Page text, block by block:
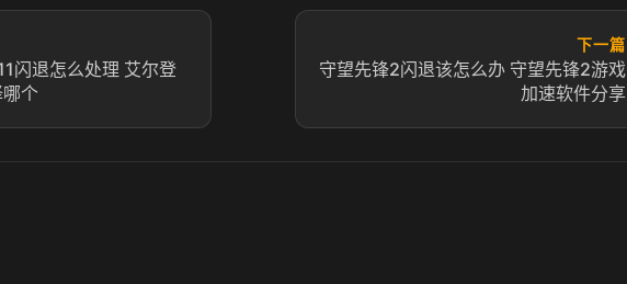
闪退怎么处理 艾尔登
个
下一篇
守望先锋2闪退该怎么办 守望先锋2游戏
加速软件分享